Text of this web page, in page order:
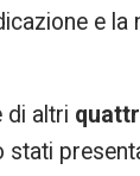
e
di altri